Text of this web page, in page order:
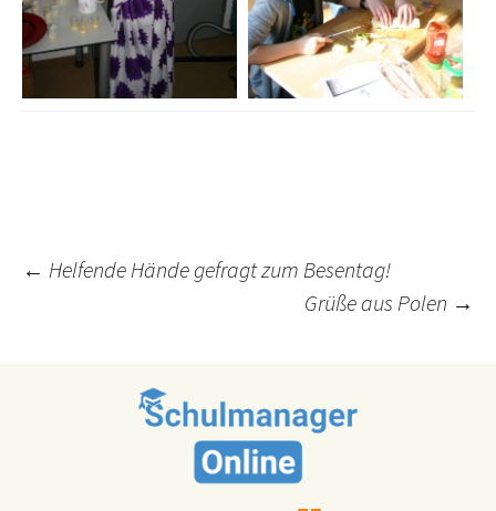
Post
← Helfende Hände gefragt zum Besentag!
Grüße aus Polen →